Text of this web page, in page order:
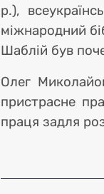
р.),
міжнародний
Шаблій був
Олег
пристрасне
праця задля